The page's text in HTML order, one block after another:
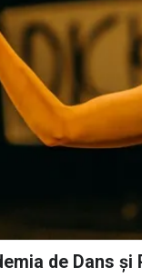
de Dans